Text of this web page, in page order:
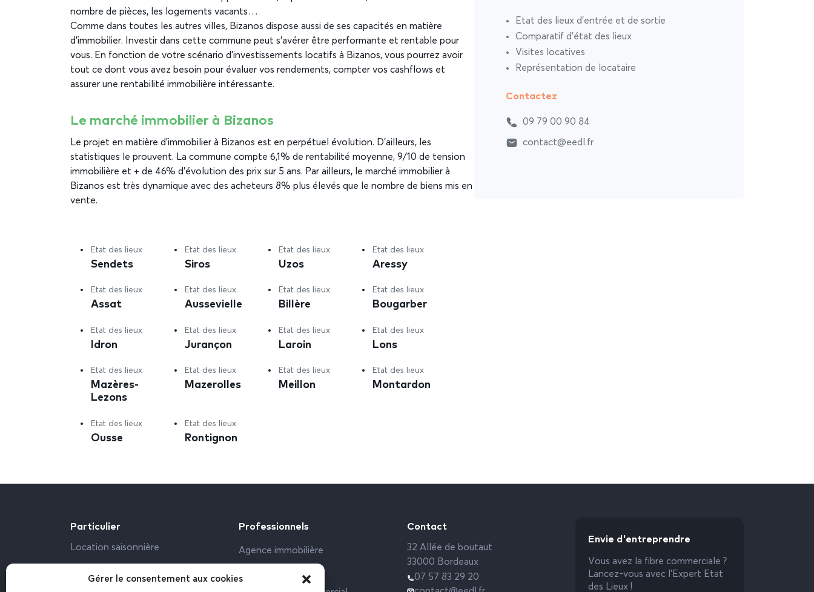
Gérer le consentement aux cookies
nombre de pièces, les logements vacants…
Comme dans toutes les autres villes, Bizanos dispose aussi de ses capacités en matière
d’immobilier. Investir dans cette commune peut s’avérer être performante et rentable pour
vous. En fonction de votre scénario d’investissements locatifs à Bizanos, vous pourrez avoir
tout ce dont vous avez besoin pour évaluer vos rendements, compter vos cashflows et
assurer une rentabilité immobilière intéressante.
Le marché immobilier à Bizanos
Le projet en matière d’immobilier à Bizanos est en perpétuel évolution. D’ailleurs, les
statistiques le prouvent. La commune compte 6,1% de rentabilité moyenne, 9/10 de tension
immobilière et + de 46% d’évolution des prix sur 5 ans. Par ailleurs, le marché immobilier à
Bizanos est très dynamique avec des acheteurs 8% plus élevés que le nombre de biens mis en
vente.
Etat des lieux
Sendets
Etat des lieux
Siros
Etat des lieux
Uzos
Etat des lieux
Aressy
Etat des lieux
Assat
Etat des lieux
Aussevielle
Etat des lieux
Billère
Etat des lieux
Bougarber
Etat des lieux
Idron
Etat des lieux
Jurançon
Etat des lieux
Laroin
Etat des lieux
Lons
Etat des lieux
Mazères-
Lezons
Etat des lieux
Mazerolles
Etat des lieux
Meillon
Etat des lieux
Montardon
Etat des lieux
Ousse
Etat des lieux
Rontignon
Etat des lieux d’entrée et de sortie
Comparatif d’état des lieux
Visites locatives
Représentation de locataire
Contactez
09 79 00 90 84
contact@eedl.fr
Particulier
Location saisonnière
Professionnels
Agence immobilière
Contact
32 Allée de boutaut
33000 Bordeaux
07 57 83 29 20
Envie d'entreprendre
Vous avez la fibre commerciale ?
Lancez-vous avec l’Expert Etat
des Lieux !